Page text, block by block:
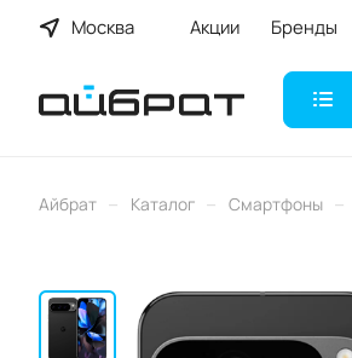
Москва Акции Бренды
Айбрат – Каталог – Смартфоны –